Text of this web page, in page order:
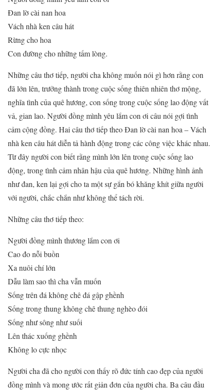
Đan lờ cài nan hoa
Vách nhà ken câu hát
Rừng cho hoa
Con đường cho những tấm lòng.
Những câu thơ tiếp, người cha không muốn nói gì hơn rằng con
đã lớn lên, trưởng thành trong cuộc sống thiên nhiên thơ mộng,
nghĩa tình của quê hương, con sống trong cuộc sống lao động vất
vả, gian lao. Người đồng mình yêu lắm con ơi câu nói gợi tình
cảm cộng đồng. Hai câu thơ tiếp theo Đan lờ cài nan hoa – Vách
nhà ken câu hát diễn tả hành động trong các công việc khác nhau.
Từ đây người con biết rằng mình lớn lên trong cuộc sống lao
động, trong tình cảm nhân hậu của quê hương. Những hình ảnh
như đan, ken lại gợi cho ta một sự gắn bó khăng khít giữa người
với người, chắc chắn như không thể tách rời.
Những câu thơ tiếp theo:
Người đồng mình thương lắm con ơi
Cao đo nỗi buồn
Xa nuôi chí lớn
Dẫu làm sao thì cha vẫn muốn
Sống trên đá không chê đá gập ghềnh
Sống trong thung không chê thung nghèo đói
Sống như sông như suối
Lên thác xuống ghềnh
Không lo cực nhọc
Người cha đã cho người con thấy rõ đức tính cao đẹp của người
đồng mình và mong ước rất giản đơn của người cha. Ba câu đầu